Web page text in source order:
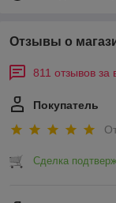
Отзывы о
811 отзывов за
Покупатель
Сделка